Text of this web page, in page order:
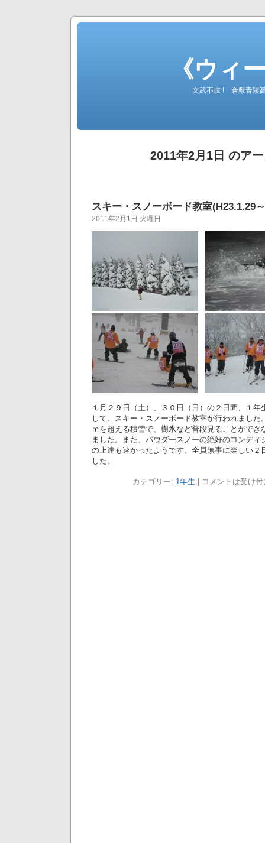
《ウィ
文武不岐 ! 倉敷青陵
2011年2月1日 のア
スキー・スノーボード教室(H23.1.29
2011年2月1日 火曜日
１月２９日（土）、３０日（日）の２日間、１年
して、スキー・スノーボード教室が行われました
ｍを超える積雪で、樹氷など普段見ることができ
ました。また、パウダースノーの絶好のコンディ
の上達も速かったようです。全員無事に楽しい２
した。
カテゴリー: 1年生 コメントは受け